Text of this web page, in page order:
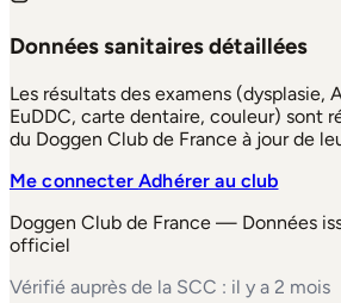
Données sanitaires détaillées
Les résultats des examens (dysplasie,
EuDDC, carte dentaire, couleur) sont
du Doggen Club de France à jour de
Me connecterAdhérer au club
Doggen Club de France — Données
officiel
Vérifié auprès de la SCC : il y a 2 mois